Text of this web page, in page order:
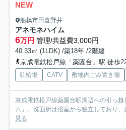
NEW
船橋市田喜野井
アネモネハイム
6万円 管理/共益費3,000円
40.33㎡ (1LDK) /築18年 /2階建
京成電鉄松戸線「薬園台」駅 徒歩
駐輪場 CATV 敷地内ごみ置き場
京成電鉄松戸線薬園台駅周辺への引っ
ム」。洗面所は浴室から独立しており
見る